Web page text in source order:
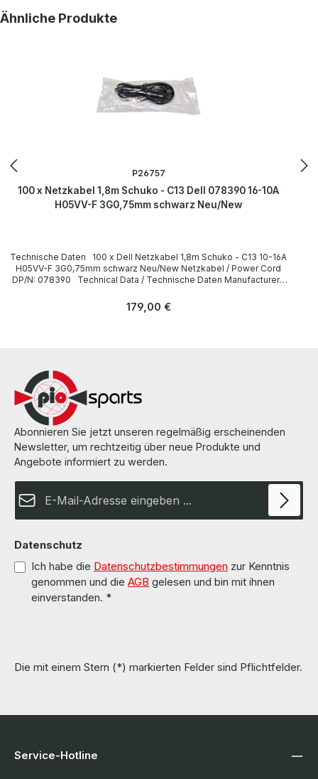
can be found on the pages of the manufacturer. Weitere
Produktgalerie überspringen
Ähnliche Produkte
P26757
100 x Netzkabel 1,8m Schuko - C13 Dell 078390 16-10A
H05VV-F 3G0,75mm schwarz Neu/New
Technische Daten 100 x Dell Netzkabel 1,8m Schuko - C13 10-16A
H05VV-F 3G0,75mm schwarz Neu/New Netzkabel / Power Cord
DP/N: 078390 Technical Data / Technische Daten Manufacturer /
Color / Buchsenfarbe black / schwarz More information and details
Informationen und Details finden Sie auf den Seiten des
Regulärer Preis:
179,00 €
Abonnieren Sie jetzt unseren regelmäßig erscheinenden
Newsletter, um rechtzeitig über neue Produkte und
Angebote informiert zu werden.
Datenschutz
Ich habe die Datenschutzbestimmungen zur Kenntnis
genommen und die AGB gelesen und bin mit ihnen
einverstanden. *
Die mit einem Stern (*) markierten Felder sind Pflichtfelder.
Service-Hotline